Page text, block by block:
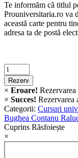
Te informăm că titlul
Prouniversitaria.ro va
această carte pentru
adresa ta de postă
Criminalistica
quantity
Rezerv
× Eroare!
× Succes! Rezervarea
Categorii: Cursuri
Bughea Contanu
Cuprins Răsfoiește
×